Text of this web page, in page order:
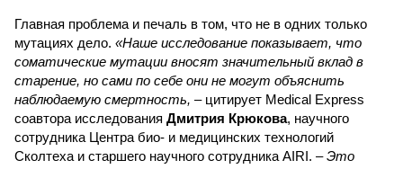
Главная проблема и печаль в том, что не в одних только
мутациях дело. «Наше исследование показывает, что
соматические мутации вносят значительный вклад в
старение, но сами по себе они не могут объяснить
наблюдаемую смертность, –цитирует Medical Express
соавтора исследования Дмитрия Крюкова, научного
сотрудника Центра био- и медицинских технологий
Сколтеха и старшего научного сотрудника AIRI. –Это